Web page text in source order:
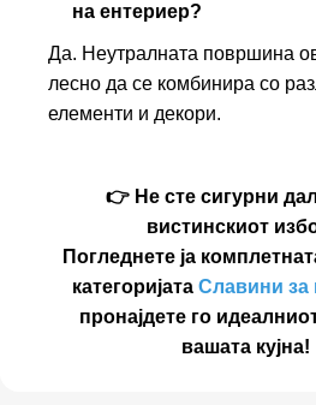
на ентериер?
Да. Неутралната површина
лесно да се комбинира со
елементи и декори.
👉 Не сте сигурни
вистинскиот
Погледнете ја
категоријата Славини за
пронајдете го
вашата кујна!